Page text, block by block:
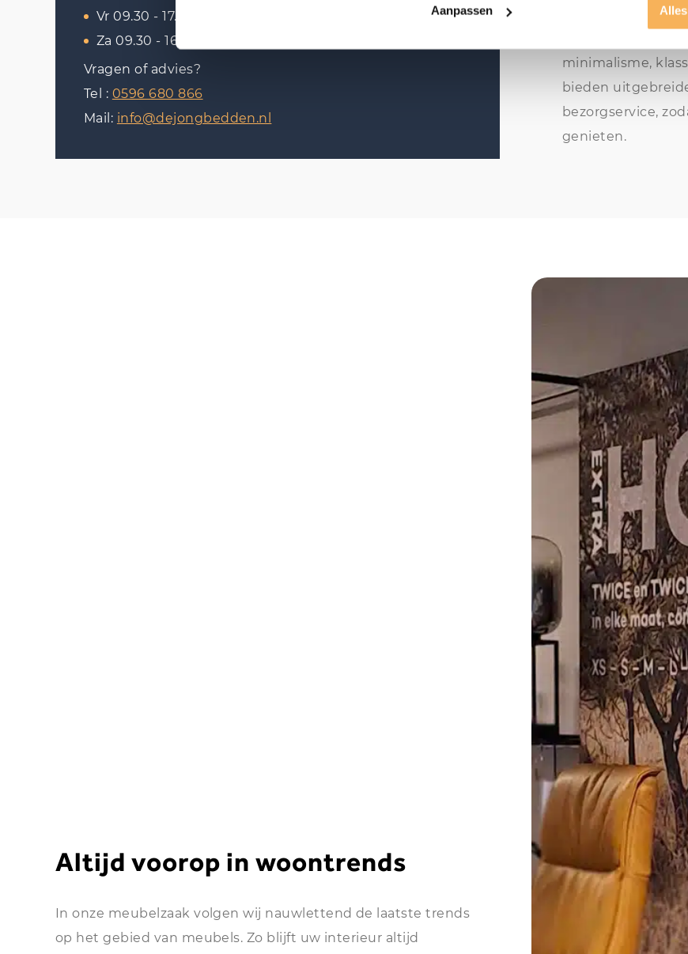
Aanpassen
Vr 09.30 - 17.30
Za 09.30 - 16.30
Vragen of advies?
Tel : 0596 680 866
Mail: info@dejongbedden.nl
expertise helpen
aansluiten bij uw
minimalisme,
bieden
bezorgservice,
genieten.
Altijd voorop in woontrends
In onze meubelzaak volgen wij nauwlettend de laatste trends
op het gebied van meubels. Zo blijft uw interieur altijd